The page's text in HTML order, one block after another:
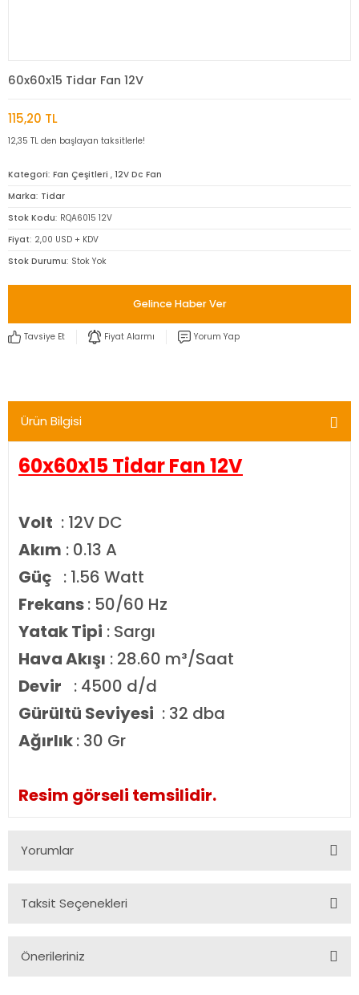
60x60x15 Tidar Fan 12V
115,20 TL
12,35 TL den başlayan taksitlerle!
Kategori Fan Çeşitleri , 12V Dc Fan
Marka Tidar
Stok Kodu RQA6015 12V
Fiyat 2,00 USD + KDV
Stok Durumu Stok Yok
Gelince Haber Ver
Tavsiye Et Fiyat Alarmı Yorum Yap
Ürün Bilgisi
60x60x15 Tidar Fan 12V
Volt : 12V DC
Akım : 0.13 A
Güç : 1.56 Watt
Frekans: 50/60 Hz
Yatak Tipi : Sargı
Hava Akışı : 28.60 m³/Saat
Devir : 4500 d/d
Gürültü Seviyesi : 32 dba
Ağırlık: 30 Gr
Resim görseli temsilidir.
Yorumlar
Taksit Seçenekleri
Önerileriniz